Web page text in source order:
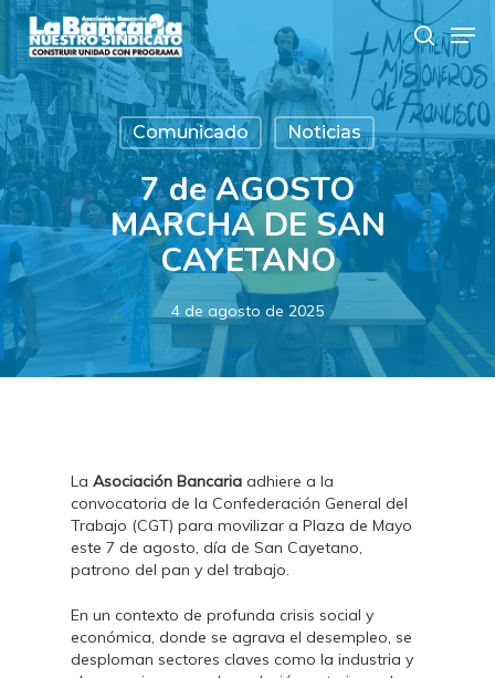
Skip
main
content
search
Comunicado Noticias
7 de AGOSTO
MARCHA DE SAN
CAYETANO
4 de agosto de 2025
La Asociación Bancaria adhiere a la
convocatoria de la Confederación General del
Trabajo (CGT) para movilizar a Plaza de Mayo
este 7 de agosto, día de San Cayetano,
patrono del pan y del trabajo.
En un contexto de profunda crisis social y
económica, donde se agrava el desempleo, se
desploman sectores claves como la industria y